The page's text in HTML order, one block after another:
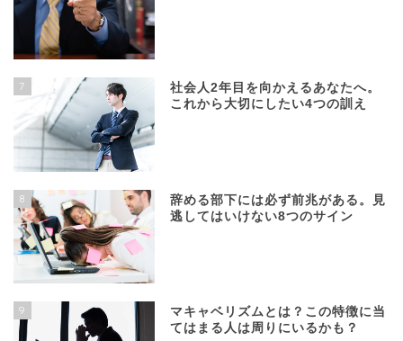
7
社会人2年目を向かえるあなたへ。
これから大切にしたい4つの訓え
8
辞める部下には必ず前兆がある。見
逃してはいけない8つのサイン
9
マキャベリズムとは？この特徴に当
てはまる人は周りにいるかも？